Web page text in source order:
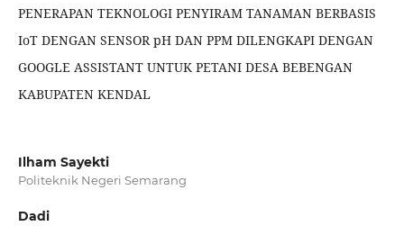
PENERAPAN TEKNOLOGI PENYIRAM TANAMAN BERBASIS
IoT DENGAN SENSOR pH DAN PPM DILENGKAPI DENGAN
GOOGLE ASSISTANT UNTUK PETANI DESA BEBENGAN
KABUPATEN KENDAL
Ilham Sayekti
Politeknik Negeri Semarang
Dadi